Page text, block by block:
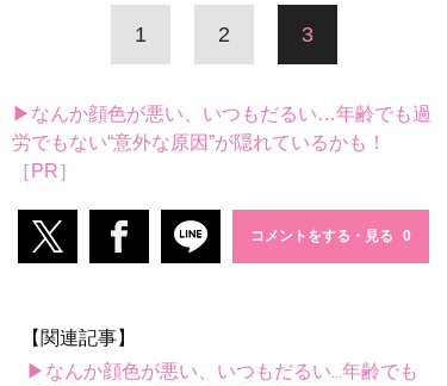
1 2 3
▶なんか顔色が悪い、いつもだるい…年齢でも過
労でもない“意外な原因”が隠れているかも！
［PR］
コメントをする・見る
【関連記事】
▶なんか顔色が悪い、いつもだるい...年齢でも